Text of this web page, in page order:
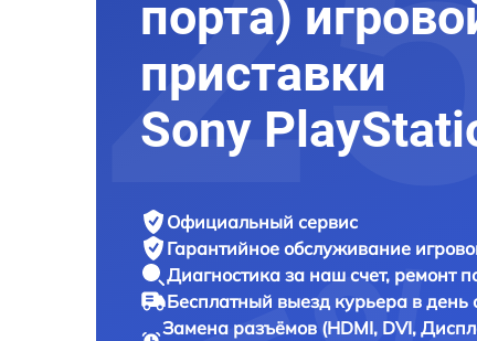
порта)
приставки
Sony
Официальный сервис
Гарантийное обслуживание
Диагностика за наш счет, ремонт
Бесплатный выезд курьера в день
Замена разъёмов (HDMI, DVI,